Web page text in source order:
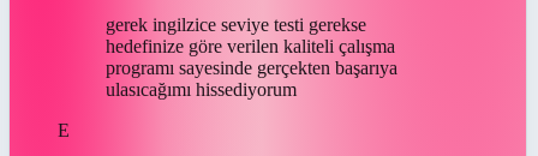
gerek ingilzice seviye testi gerekse
hedefinize göre verilen kaliteli çalışma
programı sayesinde gerçekten başarıya
ulasıcağımı hissediyorum
E